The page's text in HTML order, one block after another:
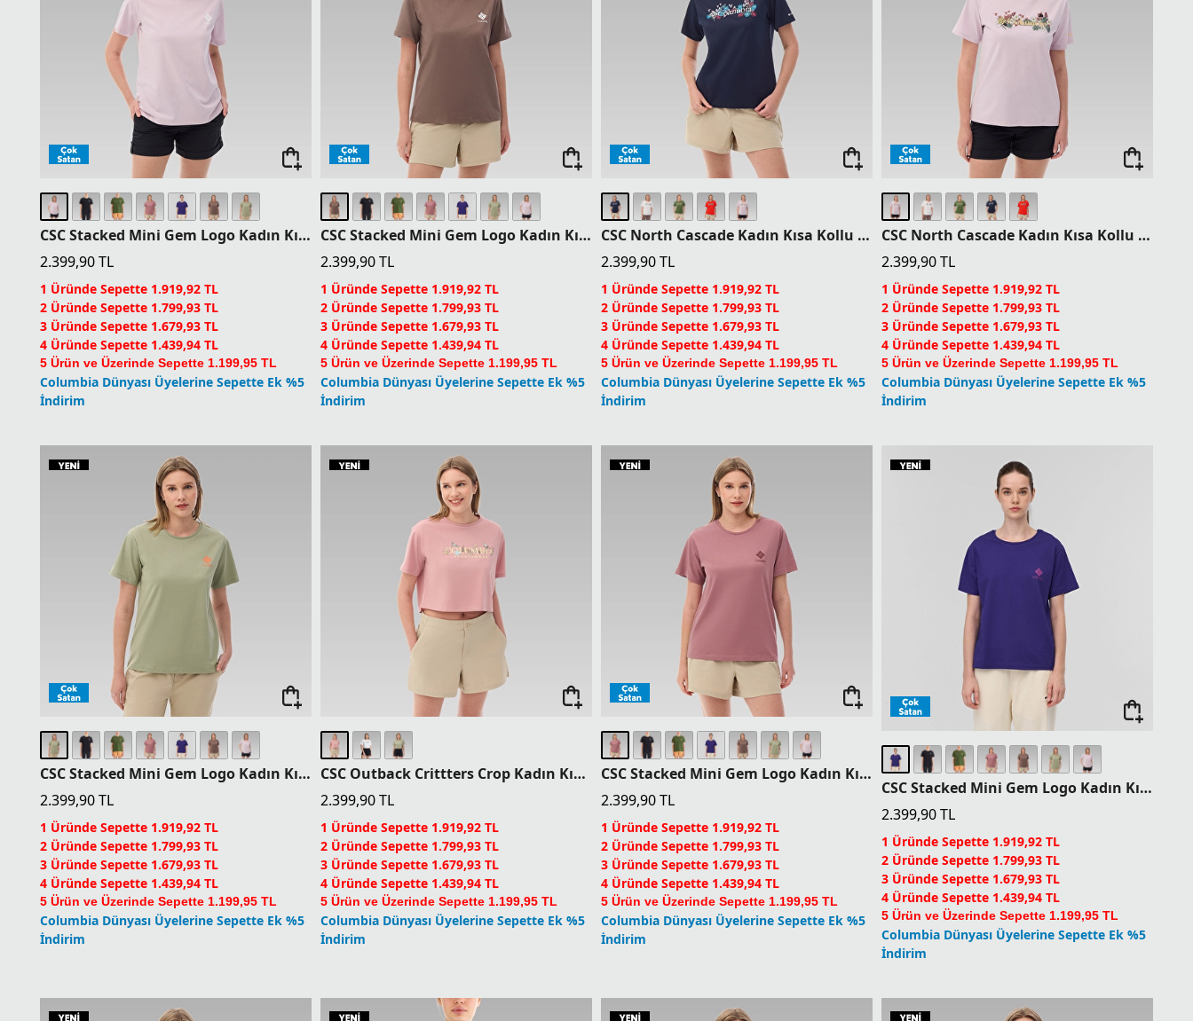
CSC Stacked Mini Gem Logo Kadın Kısa Kollu T-Shirt
2.399,90TL
1 Üründe Sepette 1.919,92 TL
2 Üründe Sepette 1.799,93 TL
3 Üründe Sepette 1.679,93 TL
4 Üründe Sepette 1.439,94 TL
5 Ürün ve Üzerinde Sepette 1.199,95 TL
Columbia Dünyası Üyelerine Sepette Ek %5
İndirim
CSC Stacked Mini Gem Logo Kadın Kısa Kollu T-Shirt
2.399,90TL
1 Üründe Sepette 1.919,92 TL
2 Üründe Sepette 1.799,93 TL
3 Üründe Sepette 1.679,93 TL
4 Üründe Sepette 1.439,94 TL
5 Ürün ve Üzerinde Sepette 1.199,95 TL
Columbia Dünyası Üyelerine Sepette Ek %5
İndirim
CSC North Cascade Kadın Kısa Kollu T-shirt
2.399,90TL
1 Üründe Sepette 1.919,92 TL
2 Üründe Sepette 1.799,93 TL
3 Üründe Sepette 1.679,93 TL
4 Üründe Sepette 1.439,94 TL
5 Ürün ve Üzerinde Sepette 1.199,95 TL
Columbia Dünyası Üyelerine Sepette Ek %5
İndirim
CSC North Cascade Kadın Kısa Kollu T-shirt
2.399,90TL
1 Üründe Sepette 1.919,92 TL
2 Üründe Sepette 1.799,93 TL
3 Üründe Sepette 1.679,93 TL
4 Üründe Sepette 1.439,94 TL
5 Ürün ve Üzerinde Sepette 1.199,95 TL
Columbia Dünyası Üyelerine Sepette Ek %5
İndirim
CSC Stacked Mini Gem Logo Kadın Kısa Kollu T-Shirt
2.399,90TL
1 Üründe Sepette 1.919,92 TL
2 Üründe Sepette 1.799,93 TL
3 Üründe Sepette 1.679,93 TL
4 Üründe Sepette 1.439,94 TL
5 Ürün ve Üzerinde Sepette 1.199,95 TL
Columbia Dünyası Üyelerine Sepette Ek %5
İndirim
CSC Outback Crittters Crop Kadın Kısa Kollu T-Shirt
2.399,90TL
1 Üründe Sepette 1.919,92 TL
2 Üründe Sepette 1.799,93 TL
3 Üründe Sepette 1.679,93 TL
4 Üründe Sepette 1.439,94 TL
5 Ürün ve Üzerinde Sepette 1.199,95 TL
Columbia Dünyası Üyelerine Sepette Ek %5
İndirim
CSC Stacked Mini Gem Logo Kadın Kısa Kollu T-Shirt
2.399,90TL
1 Üründe Sepette 1.919,92 TL
2 Üründe Sepette 1.799,93 TL
3 Üründe Sepette 1.679,93 TL
4 Üründe Sepette 1.439,94 TL
5 Ürün ve Üzerinde Sepette 1.199,95 TL
Columbia Dünyası Üyelerine Sepette Ek %5
İndirim
CSC Stacked Mini Gem Logo Kadın Kısa Kollu T-Shirt
2.399,90TL
1 Üründe Sepette 1.919,92 TL
2 Üründe Sepette 1.799,93 TL
3 Üründe Sepette 1.679,93 TL
4 Üründe Sepette 1.439,94 TL
5 Ürün ve Üzerinde Sepette 1.199,95 TL
Columbia Dünyası Üyelerine Sepette Ek %5
İndirim